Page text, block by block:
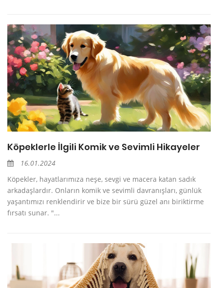
Köpeklerle İlgili Komik ve Sevimli Hikayeler
16.01.2024
Köpekler, hayatlarımıza neşe, sevgi ve macera katan sadık
arkadaşlardır. Onların komik ve sevimli davranışları, günlük
yaşantımızı renklendirir ve bize bir sürü güzel anı biriktirme
fırsatı sunar. "...